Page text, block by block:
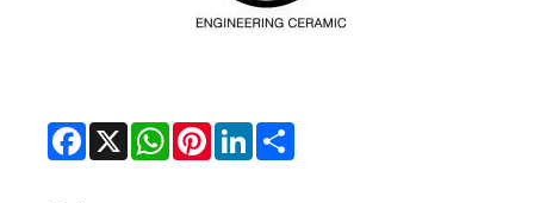
Facebook
X WhatsAppPinterestLinkedIn